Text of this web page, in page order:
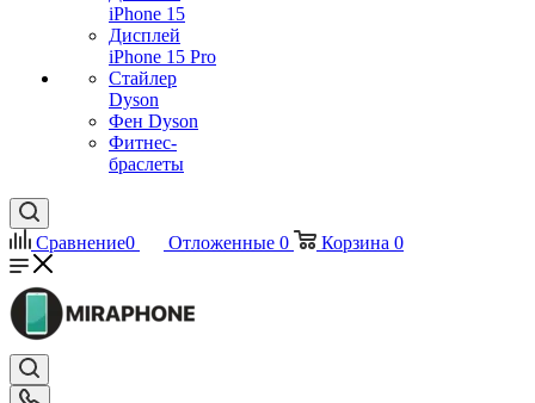
iPhone 15
Дисплей
iPhone 15 Pro
Стайлер
Dyson
Фен Dyson
Фитнес-
браслеты
Сравнение0 Отложенные 0 Корзина 0